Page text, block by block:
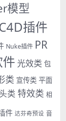
模型
插件
Nuke插件 PR
光效类 包
类 宣传类 平面
类 特效类 相
件 达芬奇预设 音